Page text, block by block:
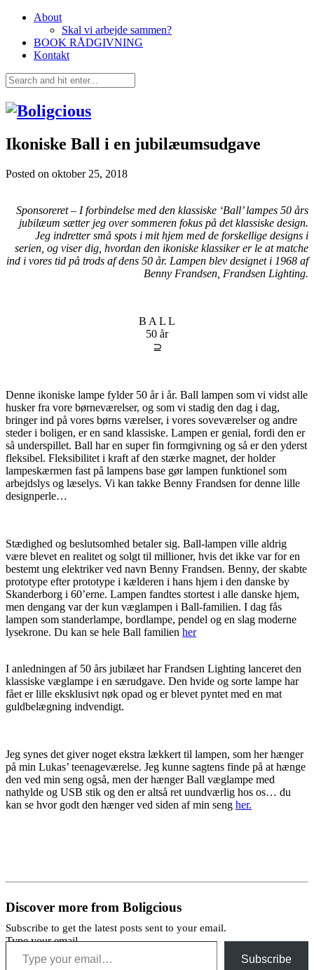
About
Skal vi arbejde sammen?
BOOK RÅDGIVNING
Kontakt
Ikoniske Ball i en jubilæumsudgave
Posted on oktober 25, 2018
Sponsoreret – I forbindelse med den klassiske ‘Ball’ lampes 50 års
jubilæum sætter jeg over sommeren fokus på det klassiske design.
Jeg indretter små spots i mit hjem med de forskellige designs i
serien, og viser dig, hvordan den ikoniske klassiker er le at matche
ind i vores tid på trods af dens 50 år. Lampen blev designet i 1968 af
Benny Frandsen, Frandsen Lighting.
B A L L
50 år
⊇
Denne ikoniske lampe fylder 50 år i år. Ball lampen som vi vidst alle
husker fra vore børneværelser, og som vi stadig den dag i dag,
bringer ind på vores børns værelser, i vores soveværelser og andre
steder i boligen, er en sand klassiske. Lampen er genial, fordi den er
så underspillet. Ball har en super fin formgivning og så er den yderst
fleksibel. Fleksibilitet i kraft af den stærke magnet, der holder
lampeskærmen fast på lampens base gør lampen funktionel som
arbejdslys og læselys. Vi kan takke Benny Frandsen for denne lille
designperle…
Stædighed og beslutsomhed betaler sig. Ball-lampen ville aldrig
være blevet en realitet og solgt til millioner, hvis det ikke var for en
bestemt ung elektriker ved navn Benny Frandsen. Benny, der skabte
prototype efter prototype i kælderen i hans hjem i den danske by
Skanderborg i 60’erne. Lampen fandtes stortest i alle danske hjem,
men dengang var der kun væglampen i Ball-familien. I dag fås
lampen som standerlampe, bordlampe, pendel og en slag moderne
lysekrone. Du kan se hele Ball familien her
I anledningen af 50 års jubilæet har Frandsen Lighting lanceret den
klassiske væglampe i en særudgave. Den hvide og sorte lampe har
fået er lille eksklusivt nøk opad og er blevet pyntet med en mat
guldbelægning indvendigt.
Jeg synes det giver noget ekstra lækkert til lampen, som her hænger
på min Lukas’ teenageværelse. Jeg kunne sagtens finde på at hænge
den ved min seng også, men der hænger Ball væglampe med
nathylde og USB stik og den er altså ret uundværlig hos os… du
kan se hvor godt den hænger ved siden af min seng her.
Discover more from Boligcious
Subscribe to get the latest posts sent to your email.
Type your email…
Subscribe